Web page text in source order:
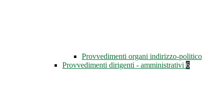
Provvedimenti organi indirizzo-politico
Provvedimenti dirigenti - amministrativi 6